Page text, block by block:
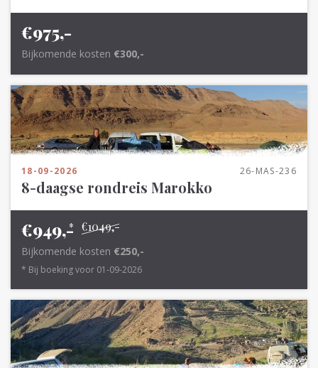
€975,-
Bijkomende kosten €300,-
18-09-2026 26-MAS-236
8-daagse rondreis Marokko
€1049,-
€949,-
*
Bijkomende kosten €250,-
* Bij boeking voor 01-09-2026